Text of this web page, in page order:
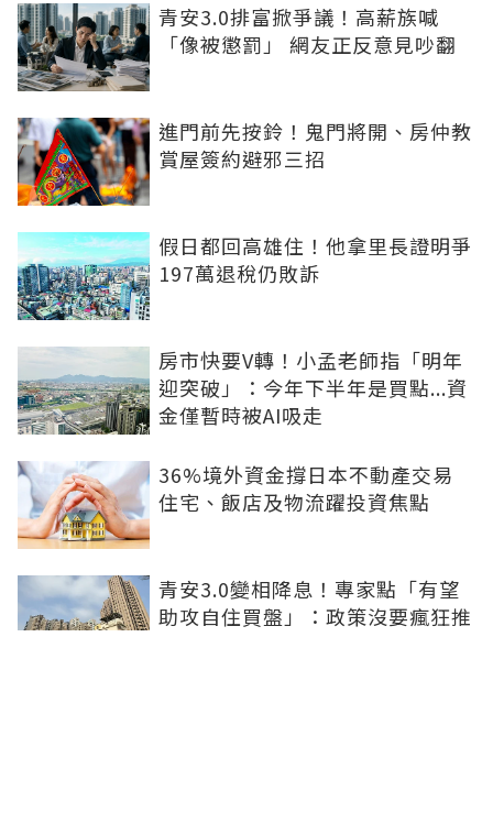
青安3.0排富掀爭議！高薪族喊
「像被懲罰」 網友正反意見吵翻
進門前先按鈴！鬼門將開、房仲教
賞屋簽約避邪三招
假日都回高雄住！他拿里長證明爭
197萬退稅仍敗訴
房市快要V轉！小孟老師指「明年
迎突破」：今年下半年是買點...資
金僅暫時被AI吸走
36%境外資金撐日本不動產交易
住宅、飯店及物流躍投資焦點
青安3.0變相降息！專家點「有望
助攻自住買盤」：政策沒要瘋狂推